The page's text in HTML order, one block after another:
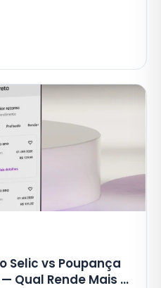
Selic vs Poupança
Qual Rende Mais e